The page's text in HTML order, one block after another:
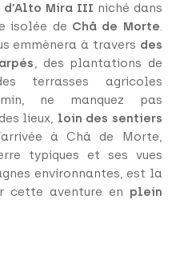
Mira III niché dans
isolée de Châ de Morte.
emmènera à travers des
, des plantations de
terrasses agricoles
ne manquez pas
lieux, loin des sentiers
à Châ de Morte,
typiques et ses vues
environnantes, est la
cette aventure en plein